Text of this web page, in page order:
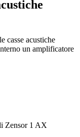
casse acustiche
un amplificatore